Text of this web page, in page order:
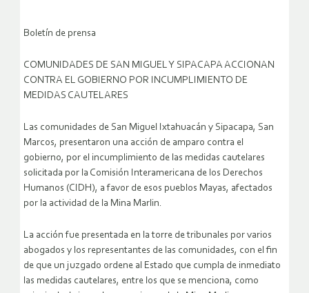
Boletín de prensa
COMUNIDADES DE SAN MIGUEL Y SIPACAPA ACCIONAN
CONTRA EL GOBIERNO POR INCUMPLIMIENTO DE
MEDIDAS CAUTELARES
Las comunidades de San Miguel Ixtahuacán y Sipacapa, San
Marcos, presentaron una acción de amparo contra el
gobierno, por el incumplimiento de las medidas cautelares
solicitada por la Comisión Interamericana de los Derechos
Humanos (CIDH), a favor de esos pueblos Mayas, afectados
por la actividad de la Mina Marlin.
La acción fue presentada en la torre de tribunales por varios
abogados y los representantes de las comunidades, con el fin
de que un juzgado ordene al Estado que cumpla de inmediato
las medidas cautelares, entre los que se menciona, como